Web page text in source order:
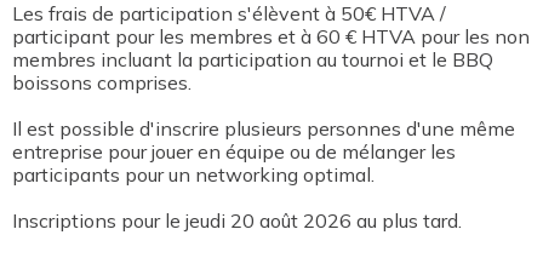
Les frais de participation s'élèvent à 50€ HTVA /
participant pour les membres et à 60 € HTVA pour les non
membres incluant la participation au tournoi et le BBQ
boissons comprises.
Il est possible d'inscrire plusieurs personnes d'une même
entreprise pour jouer en équipe ou de mélanger les
participants pour un networking optimal.
Inscriptions pour le jeudi 20 août 2026 au plus tard.